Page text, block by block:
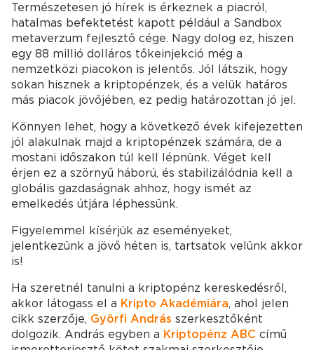
Természetesen jó hírek is érkeznek a piacról,
hatalmas befektetést kapott például a Sandbox
metaverzum fejlesztő cége. Nagy dolog ez, hiszen
egy 88 millió dolláros tőkeinjekció még a
nemzetközi piacokon is jelentős. Jól látszik, hogy
sokan hisznek a kriptopénzek, és a velük határos
más piacok jövőjében, ez pedig határozottan jó jel.
Könnyen lehet, hogy a következő évek kifejezetten
jól alakulnak majd a kriptopénzek számára, de a
mostani időszakon túl kell lépnünk. Véget kell
érjen ez a szörnyű háború, és stabilizálódnia kell a
globális gazdaságnak ahhoz, hogy ismét az
emelkedés útjára léphessünk.
Figyelemmel kísérjük az eseményeket,
jelentkezünk a jövő héten is, tartsatok velünk akkor
is!
Ha szeretnél tanulni a kriptopénz kereskedésről,
akkor látogass el a Kripto Akadémiára, ahol jelen
cikk szerzője, Györfi András szerkesztőként
dolgozik. András egyben a Kriptopénz ABC című